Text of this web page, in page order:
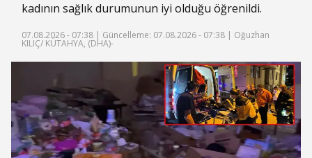
kadının sağlık durumunun iyi olduğu öğrenildi.
07.08.2026 - 07:38 | Güncelleme: 07.08.2026 - 07:38 | Oğuzhan
KILIÇ/ KÜTAHYA, (DHA)-